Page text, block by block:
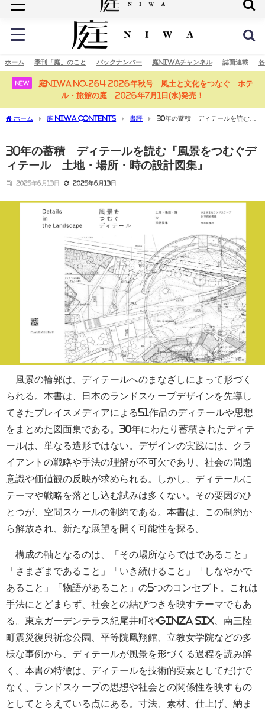
庭の未来へ
ホーム 季刊「庭」のこと バックナンバー 庭NIWAチャンネル 誌面連載
NEW
庭NIWA No.264 2026年秋号 風土と文化をつなぐ ホテ
ル・旅館の庭 2026年7月1日(水)発売！
ホーム 庭 NIWA CONTENTS 書評
30年の蓄積 ディテールを読む
30年の蓄積 ディテールを読む『風景をつむぐデ
ィテール 土地・場所・時の設計図集』
2025年6月13日 2025年6月13日
風景の輪郭は、ディテールへのまなざしによって形づく
られる。本書は、日本のランドスケープデザインを先導し
てきたプレイスメディアによる51作品のディテールや思想
をまとめた図面集である。30年にわたり蓄積されたディテ
ールは、単なる造形ではない。デザインの実践には、クラ
イアントの戦略や手法の理解が不可欠であり、社会の問題
意識や価値観の反映が求められる。しかし、ディテールに
テーマや戦略を落とし込む試みは多くない。その要因のひ
とつが、空間スケールの制約である。本書は、この制約か
ら解放され、新たな展望を開く可能性を探る。
構成の軸となるのは、「その場所ならではであること」
「さまざまであること」「いき続けること」「しなやかで
あること」「物語があること」の5つのコンセプト。これは
手法にとどまらず、社会との結びつきを映すテーマでもあ
る。東京ガーデンテラス紀尾井町やGINZA SIX、南三陸
町震災復興祈念公園、平等院鳳翔館、立教女学院などの多
様な事例から、ディテールが風景を形づくる過程を読み解
く。本書の特徴は、ディテールを技術的要素としてだけで
なく、ランドスケープの思想や社会との関係性を映すもの
としてとらえている点にある。寸法、素材、仕上げ、納ま